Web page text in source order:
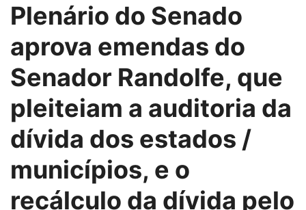
Plenário do Senado
aprova emendas do
Senador Randolfe, que
pleiteiam a auditoria da
dívida dos estados /
municípios, e o
recálculo da dívida pelo